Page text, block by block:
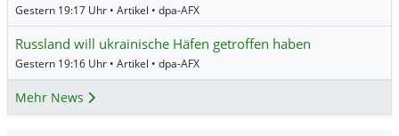
Gestern 19:17 Uhr • Artikel • dpa-AFX
Russland will ukrainische Häfen getroffen haben
Gestern 19:16 Uhr • Artikel • dpa-AFX
Mehr News